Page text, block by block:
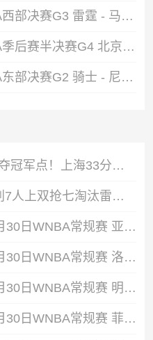
2026年05月23日NBA西部决赛G3 雷霆 - 马刺 全场录像
2026年05月22日CBA季后赛半决赛G4 北京 - 上海 全场录像
2026年05月22日NBA东部决赛G2 骑士 - 尼克斯 全场录像
2026年05月31日 3-0夺冠军点！上海33分大胜广厦 张镇麟23+9+6 孙铭徽8中2
2026年05月31日 马刺7人上双抢七淘汰雷霆闯进总决赛 文班22+7 亚历山大35+9
2026年05月30日 05月30日WNBA常规赛 亚特兰大梦想86-66波特兰火焰 全场集锦
2026年05月30日 05月30日WNBA常规赛 洛杉矶火花92-87华盛顿神秘人 全场集锦
2026年05月30日 05月30日WNBA常规赛 明尼苏达山猫79-58芝加哥天空 全场集锦
2026年05月30日 05月30日WNBA常规赛 菲尼克斯水星68-75纽约自由人 全场集锦